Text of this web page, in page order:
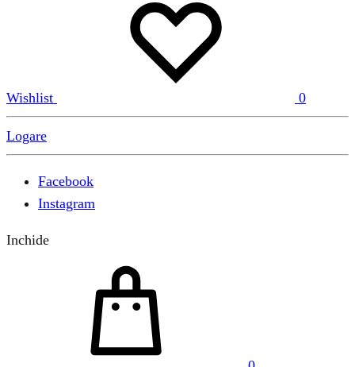
Wishlist 0
Logare
Facebook
Instagram
Inchide